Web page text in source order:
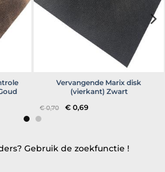
Vervangende Marix disk
(vierkant) Zwart
€0,70 Oorspronkelijke
prijs
€ 0,69
Gebruik de zoekfunctie !